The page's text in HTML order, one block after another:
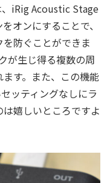
、iRig Acoustic Stage
オンにすることで、
防ぐことができま
が生じ得る複数の周
す。また、この機能
ッティングなしにラ
嬉しいところですよ